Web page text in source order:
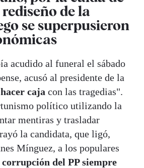
de la
se superpusieron
acudido al funeral el sábado
acusó al presidente de la
caja con las tragedias".
político utilizando la
mentiras y trasladar
la candidata, que ligó,
Mínguez, a los populares
del PP siempre